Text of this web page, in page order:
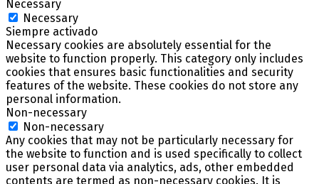
Necessary
Necessary
Siempre activado
Necessary cookies are absolutely essential for the
website to function properly. This category only includes
cookies that ensures basic functionalities and security
features of the website. These cookies do not store any
personal information.
Non-necessary
Non-necessary
Any cookies that may not be particularly necessary for
the website to function and is used specifically to collect
user personal data via analytics, ads, other embedded
contents are termed as non-necessary cookies. It is